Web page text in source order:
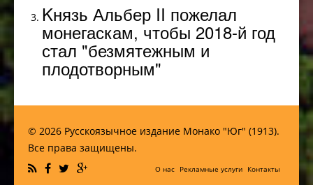
Kнязь Альбер II пожелал
монегаскам, чтобы 2018-й год
стал "безмятежным и
плодотворным"
© 2026 Русскоязычное издание Монако "Юг" (1913).
Все права защищены.
О нас Рекламные услуги Контакты